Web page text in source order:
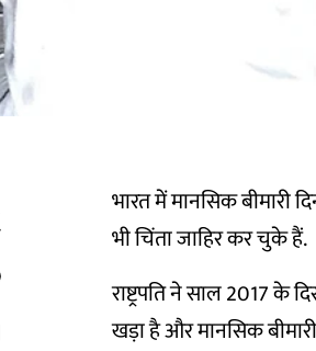
भारत में मानसिक बीमारी
भी चिंता जाहिर कर चुके हैं.
राष्ट्रपति ने साल 2017 के
खड़ा है और मानसिक